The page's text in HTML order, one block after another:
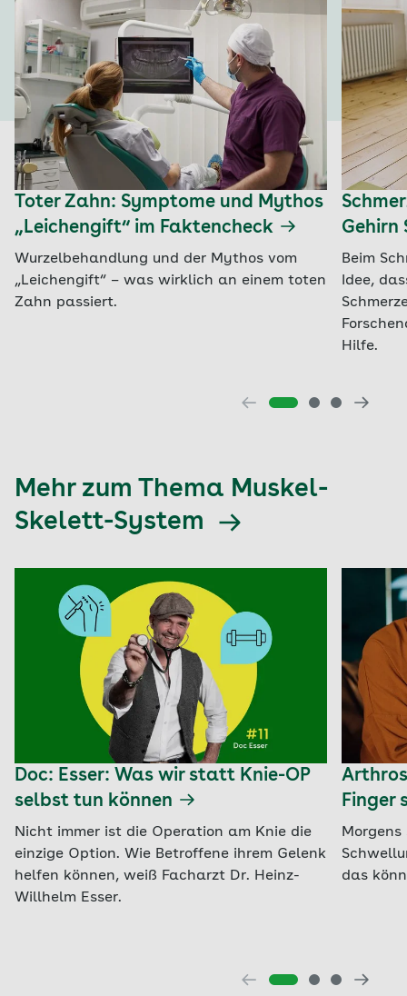
Toter Zahn: Symptome und Mythos
„Leichengift“ im Faktencheck
Wurzelbehandlung und der Mythos vom
„Leichengift“ – was wirklich an einem toten
Zahn passiert.
Gehirn
Beim
Idee,
Hilfe.
Mehr zum Thema Muskel-
Skelett-System
Doc: Esser: Was wir statt Knie-OP
selbst tun können
Nicht immer ist die Operation am Knie die
einzige Option. Wie Betroffene ihrem Gelenk
helfen können, weiß Facharzt Dr. Heinz-
Willhelm Esser.
Finger
das